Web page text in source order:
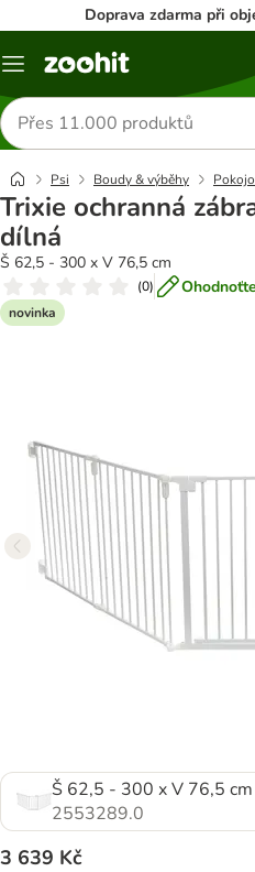
Doprava zdarma při
Menu
Hledat
produkty
Psi Boudy & výběhy
Trixie ochranná
dílná
Š 62,5 - 300 x V 76,5 cm
(0)
novinka
Š 62,5 - 300 x V 76,5 cm
2553289.0
3 639 Kč